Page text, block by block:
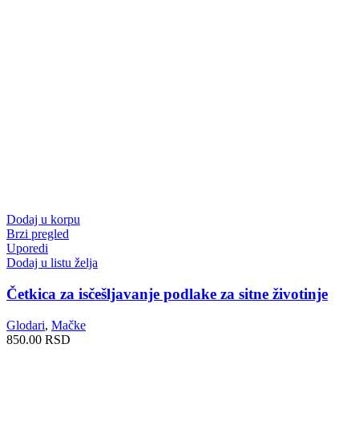
Dodaj u korpu
Brzi pregled
Uporedi
Dodaj u listu želja
Četkica za isčešljavanje podlake za sitne životinje
Glodari, Mačke
850.00 RSD